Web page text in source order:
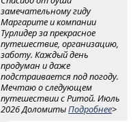
замечательному гиду
Маргарите и компании
Турлидер за прекрасное
путешествие, организацию,
заботу. Каждый день
продуман и даже
подстраивается под погоду.
Мечтаю о следующем
путешествии с Ритой. Июль
2026 ДоломитыПодробнее>